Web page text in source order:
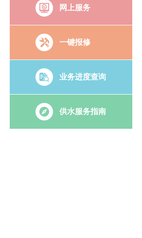
网上服务
一键报修
业务进度查询
供水服务指南